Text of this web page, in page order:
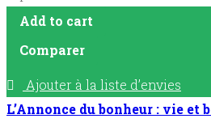
Add to cart
Comparer
Ajouter à la liste d’envies
L’Annonce du bonheur : vie et